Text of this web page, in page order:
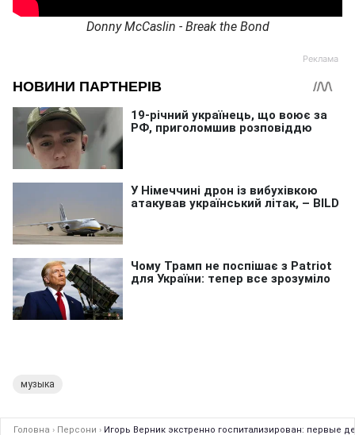
Donny McCaslin - Break the Bond
музыка
Головна › Персони › Игорь Верник экстренно госпитализирован: первые